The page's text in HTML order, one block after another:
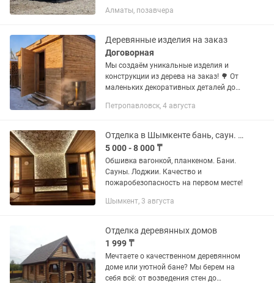
сауны? Постройте свою, не превращая
Алматы, позавчера
Деревянные изделия на заказ
Договорная
Мы создаём уникальные изделия и
конструкции из дерева на заказ! 🌳 От
маленьких декоративных деталей до
террас и мебели. Каждая работа
Петропавловск, 4 августа
Отделка в Шымкенте бань, саун. Наружка домов!
5 000 - 8 000 ₸
Обшивка вагонкой, планкеном. Бани.
Сауны. Лоджии. Качество и
пожаробезопасность на первом месте!
Шымкент, 3 августа
Отделка деревянных домов
1 999 ₸
Мечтаете о качественном деревянном
доме или уютной бане? Мы берем на
себя всё: от возведения стен до